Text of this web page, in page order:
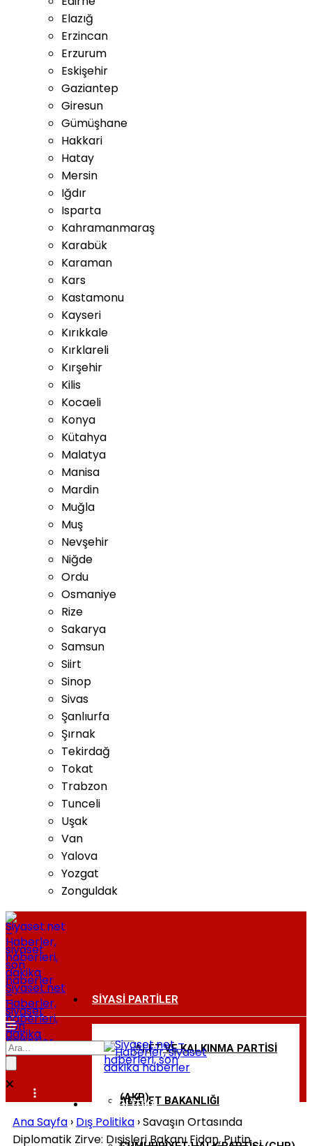
Elazığ
Erzincan
Erzurum
Eskişehir
Gaziantep
Giresun
Gümüşhane
Hakkari
Hatay
Mersin
Iğdır
Isparta
Kahramanmaraş
Karabük
Karaman
Kars
Kastamonu
Kayseri
Kırıkkale
Kırklareli
Kırşehir
Kilis
Kocaeli
Konya
Kütahya
Malatya
Manisa
Mardin
Muğla
Muş
Nevşehir
Niğde
Ordu
Osmaniye
Rize
Sakarya
Samsun
Siirt
Sinop
Sivas
Şanlıurfa
Şırnak
Tekirdağ
Tokat
Trabzon
Tunceli
Uşak
Van
Yalova
Yozgat
Zonguldak
Siyaset.net
–
Haberler,
siyaset
haberleri,
son
dakika
haberler
SIYASI PARTILER
ADALET VE KALKINMA PARTISI
(AKP)
BAKANLIKLAR
ADALET BAKANLIĞI
DIŞ POLITIKA
Ana Sayfa › Dış Politika ›Savaşın Ortasında
Diplomatik Zirve: Dışişleri Bakanı Fidan, Putin